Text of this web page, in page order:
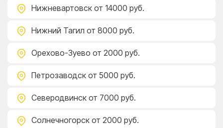
Нижневартовск от 14000 руб.
Нижний Тагил от 8000 руб.
Орехово-Зуево от 2000 руб.
Петрозаводск от 5000 руб.
Северодвинск от 7000 руб.
Солнечногорск от 2000 руб.